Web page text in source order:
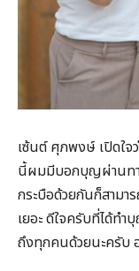
เซ้นต์ ศุภพงษ์ เปิดใ
นี้ผมมีบอกบุญผ่านทาง
กระบือด้วยกันก็สาม
เยอะ ดีใจครับที่ได้
ถึงทุกคนด้วยนะครับ